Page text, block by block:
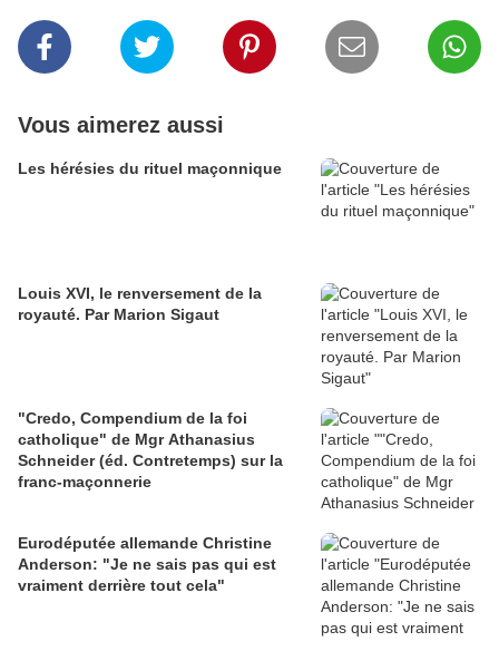
Vous aimerez aussi
Les hérésies du rituel maçonnique
Louis XVI, le renversement de la
royauté. Par Marion Sigaut
"Credo, Compendium de la foi
catholique" de Mgr Athanasius
Schneider (éd. Contretemps) sur la
franc-maçonnerie
Eurodéputée allemande Christine
Anderson: "Je ne sais pas qui est
vraiment derrière tout cela"